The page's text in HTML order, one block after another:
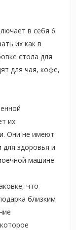
в себя 6
их как в
стола для
для чая, кофе,
их
Они не имеют
здоровья и
машине.
что
близким